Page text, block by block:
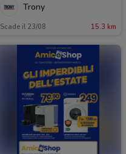
Trony
Scade il 23/08 15.3 km